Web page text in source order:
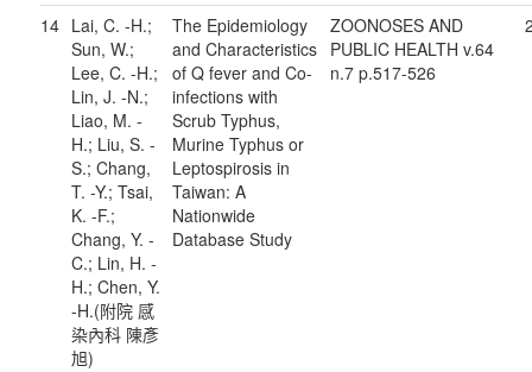
14 Lai, C. -H.;
Sun, W.;
Lee, C. -H.;
Lin, J. -N.;
Liao, M. -
H.; Liu, S. -
S.; Chang,
T. -Y.; Tsai,
K. -F.;
Chang, Y. -
C.; Lin, H. -
H.; Chen, Y.
-H.(附院 感
染內科 陳彥
旭)
The Epidemiology
and Characteristics
of Q fever and Co-
infections with
Scrub Typhus,
Murine Typhus or
Leptospirosis in
Taiwan: A
Nationwide
Database Study
ZOONOSES AND
PUBLIC HEALTH v.64
n.7 p.517-526